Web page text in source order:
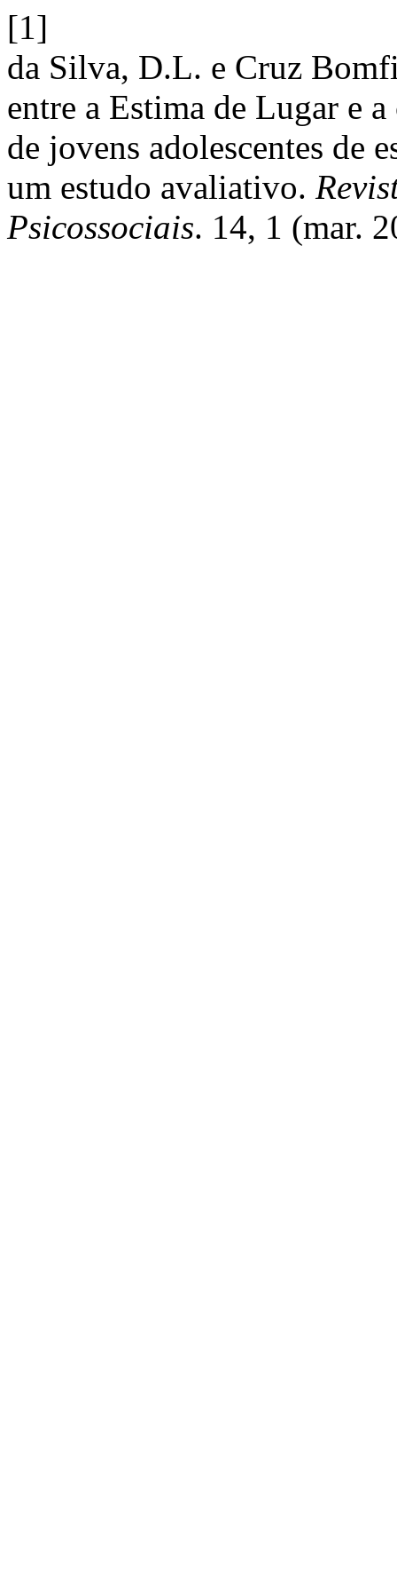
[1]
da Silva, D.L. e Cruz
entre a Estima de Lugar e
de jovens adolescentes de
um estudo avaliativo.
Psicossociais. 14, 1 (mar.